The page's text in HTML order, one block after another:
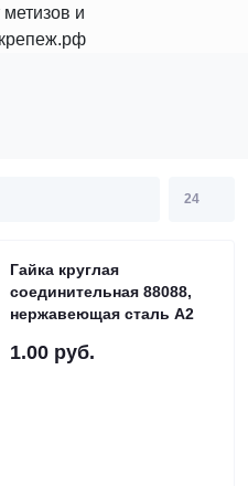
Гайка круглая
соединительная 88088,
нержавеющая сталь А2
1.00 руб.